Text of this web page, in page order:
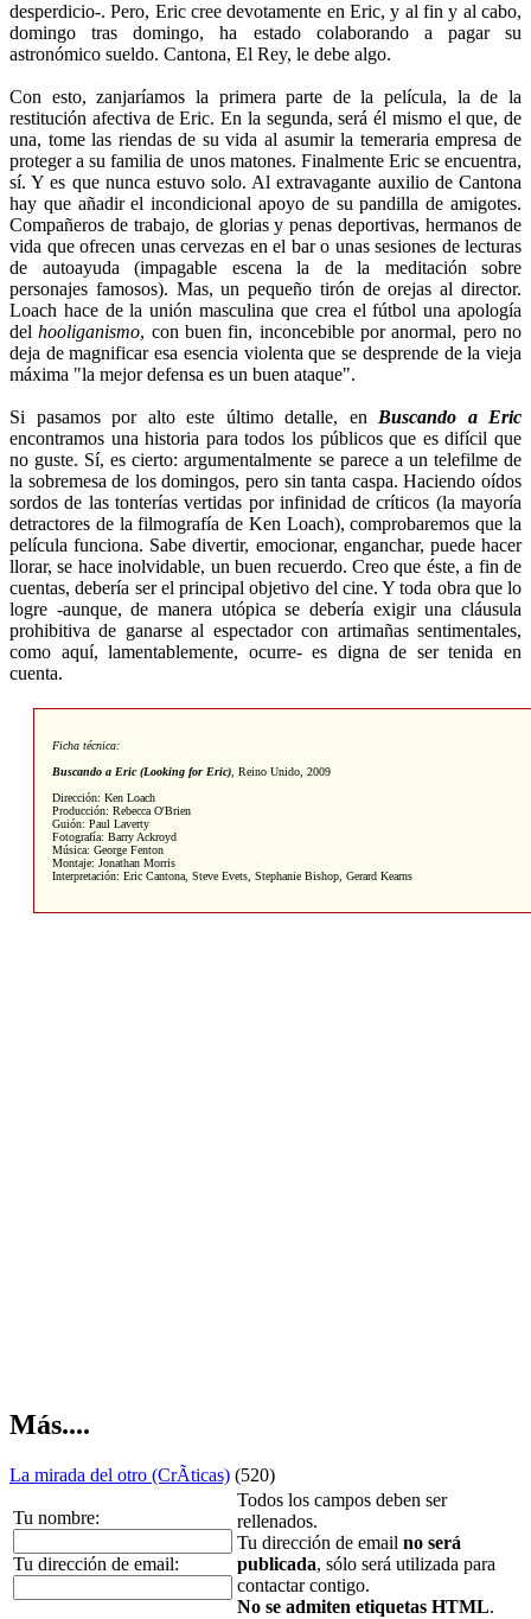
desperdicio-. Pero, Eric cree devotamente en Eric, y al fin y al cabo,
domingo tras domingo, ha estado colaborando a pagar su
astronómico sueldo. Cantona, El Rey, le debe algo.
Con esto, zanjaríamos la primera parte de la película, la de la
restitución afectiva de Eric. En la segunda, será él mismo el que, de
una, tome las riendas de su vida al asumir la temeraria empresa de
proteger a su familia de unos matones. Finalmente Eric se encuentra,
sí. Y es que nunca estuvo solo. Al extravagante auxilio de Cantona
hay que añadir el incondicional apoyo de su pandilla de amigotes.
Compañeros de trabajo, de glorias y penas deportivas, hermanos de
vida que ofrecen unas cervezas en el bar o unas sesiones de lecturas
de autoayuda (impagable escena la de la meditación sobre
personajes famosos). Mas, un pequeño tirón de orejas al director.
Loach hace de la unión masculina que crea el fútbol una apología
delhooliganismo, con buen fin, inconcebible por anormal, pero no
deja de magnificar esa esencia violenta que se desprende de la vieja
máxima "la mejor defensa es un buen ataque".
Si pasamos por alto este último detalle, en Buscando a Eric
encontramos una historia para todos los públicos que es difícil que
no guste. Sí, es cierto: argumentalmente se parece a un telefilme de
la sobremesa de los domingos, pero sin tanta caspa. Haciendo oídos
sordos de las tonterías vertidas por infinidad de críticos (la mayoría
detractores de la filmografía de Ken Loach), comprobaremos que la
película funciona. Sabe divertir, emocionar, enganchar, puede hacer
llorar, se hace inolvidable, un buen recuerdo. Creo que éste, a fin de
cuentas, debería ser el principal objetivo del cine. Y toda obra que lo
logre -aunque, de manera utópica se debería exigir una cláusula
prohibitiva de ganarse al espectador con artimañas sentimentales,
como aquí, lamentablemente, ocurre- es digna de ser tenida en
cuenta.
Ficha técnica:
Buscando a Eric (Looking for Eric), Reino Unido, 2009
Dirección: Ken Loach
Producción: Rebecca O'Brien
Guión: Paul Laverty
Fotografía: Barry Ackroyd
Música: George Fenton
Montaje: Jonathan Morris
Interpretación: Eric Cantona, Steve Evets, Stephanie Bishop, Gerard Kearns
Más....
La mirada del otro (CrÃ­ticas) (520)
Tu nombre:
Tu dirección de email:
Todos los campos deben ser
rellenados.
Tu dirección de email no será
publicada, sólo será utilizada para
contactar contigo.
No se admiten etiquetas HTML.